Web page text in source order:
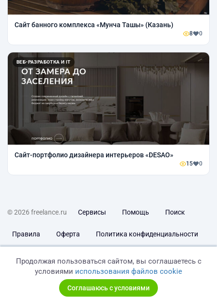
Сайт банного комплекса «Мунча Ташы» (Казань)
8 0
ВЕБ-РАЗРАБОТКА И IT
Сайт-портфолио дизайнера интерьеров «DESAO»
15 0
© 2026 freelance.ru Сервисы Помощь Поиск
Правила Оферта Политика конфиденциальности
Продолжая пользоваться сайтом, вы соглашаетесь с
условиями использования файлов cookie
Соглашаюсь с условиями